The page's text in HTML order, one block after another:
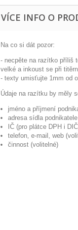
VÍCE INFO O
Na co si dát pozor:
- necpěte na razítko příliš
velké a inkoust se při
- texty umisťujte 1mm od
Údaje na razítku by měly
jméno a příjmení
adresa sídla podnikatele
IČ (pro plátce DPH i
telefon, e-mail, web
činnost (volitelné)